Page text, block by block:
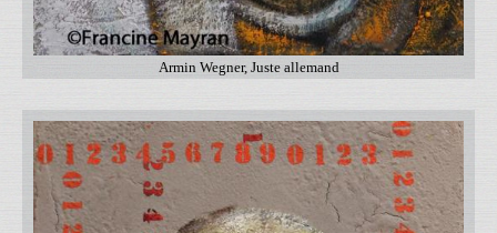
Armin Wegner, Juste allemand